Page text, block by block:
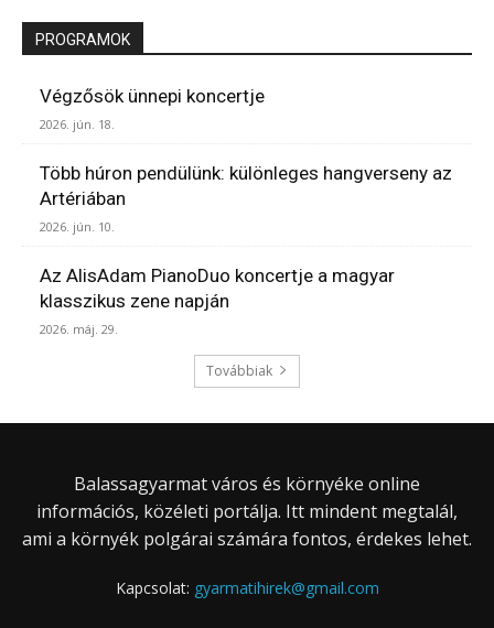
PROGRAMOK
Végzősök ünnepi koncertje
2026. jún. 18.
Több húron pendülünk: különleges hangverseny az
Artériában
2026. jún. 10.
Az AlisAdam PianoDuo koncertje a magyar
klasszikus zene napján
2026. máj. 29.
Továbbiak
Balassagyarmat város és környéke online
információs, közéleti portálja. Itt mindent megtalál,
ami a környék polgárai számára fontos, érdekes lehet.
Kapcsolat: gyarmatihirek@gmail.com